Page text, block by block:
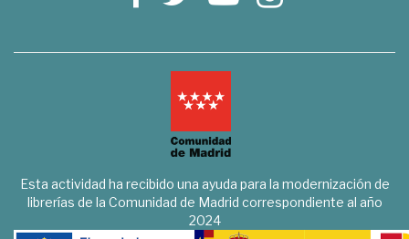
Esta actividad ha recibido una ayuda para la modernización de
librerías de la Comunidad de Madrid correspondiente al año
2024